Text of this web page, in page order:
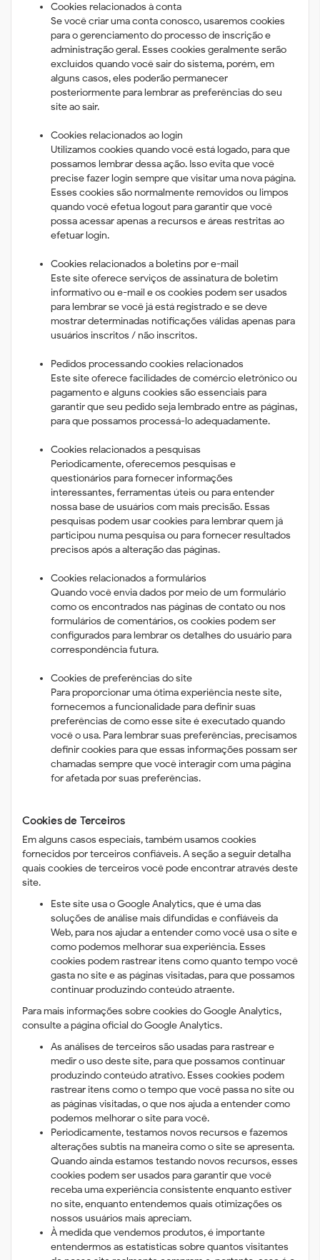
Cookies relacionados à conta
Se você criar uma conta conosco, usaremos cookies
para o gerenciamento do processo de inscrição e
administração geral. Esses cookies geralmente serão
excluídos quando você sair do sistema, porém, em
alguns casos, eles poderão permanecer
posteriormente para lembrar as preferências do seu
site ao sair.
Cookies relacionados ao login
Utilizamos cookies quando você está logado, para que
possamos lembrar dessa ação. Isso evita que você
precise fazer login sempre que visitar uma nova página.
Esses cookies são normalmente removidos ou limpos
quando você efetua logout para garantir que você
possa acessar apenas a recursos e áreas restritas ao
efetuar login.
Cookies relacionados a boletins por e-mail
Este site oferece serviços de assinatura de boletim
informativo ou e-mail e os cookies podem ser usados ​​
para lembrar se você já está registrado e se deve
mostrar determinadas notificações válidas apenas para
usuários inscritos / não inscritos.
Pedidos processando cookies relacionados
Este site oferece facilidades de comércio eletrônico ou
pagamento e alguns cookies são essenciais para
garantir que seu pedido seja lembrado entre as páginas,
para que possamos processá-lo adequadamente.
Cookies relacionados a pesquisas
Periodicamente, oferecemos pesquisas e
questionários para fornecer informações
interessantes, ferramentas úteis ou para entender
nossa base de usuários com mais precisão. Essas
pesquisas podem usar cookies para lembrar quem j
participou numa pesquisa ou para fornecer resultados
precisos após a alteração das páginas.
Cookies relacionados a formulários
Quando você envia dados por meio de um formulário
como os encontrados nas páginas de contato ou nos
formulários de comentários, os cookies podem ser
configurados para lembrar os detalhes do usuário para
correspondência futura.
Cookies de preferências do site
Para proporcionar uma ótima experiência neste site,
fornecemos a funcionalidade para definir suas
preferências de como esse site é executado quando
você o usa. Para lembrar suas preferências, precisamos
definir cookies para que essas informações possam ser
chamadas sempre que você interagir com uma página
for afetada por suas preferências.
Cookies de Terceiros
Em alguns casos especiais, também usamos cookies
fornecidos por terceiros confiáveis. A seção a seguir detalha
quais cookies de terceiros você pode encontrar através deste
site.
Este site usa o Google Analytics, que é uma das
soluções de análise mais difundidas e confiáveis ​​da
Web, para nos ajudar a entender como você usa o site e
como podemos melhorar sua experiência. Esses
cookies podem rastrear itens como quanto tempo você
gasta no site e as páginas visitadas, para que possamos
continuar produzindo conteúdo atraente.
Para mais informações sobre cookies do Google Analytics,
consulte a página oficial do Google Analytics.
As análises de terceiros são usadas para rastrear e
medir o uso deste site, para que possamos continuar
produzindo conteúdo atrativo. Esses cookies podem
rastrear itens como o tempo que você passa no site ou
as páginas visitadas, o que nos ajuda a entender como
podemos melhorar o site para você.
Periodicamente, testamos novos recursos e fazemos
alterações subtis na maneira como o site se apresenta.
Quando ainda estamos testando novos recursos, esses
cookies podem ser usados ​​para garantir que você
receba uma experiência consistente enquanto estiver
no site, enquanto entendemos quais otimizações os
nossos usuários mais apreciam.
À medida que vendemos produtos, é importante
entendermos as estatísticas sobre quantos visitantes